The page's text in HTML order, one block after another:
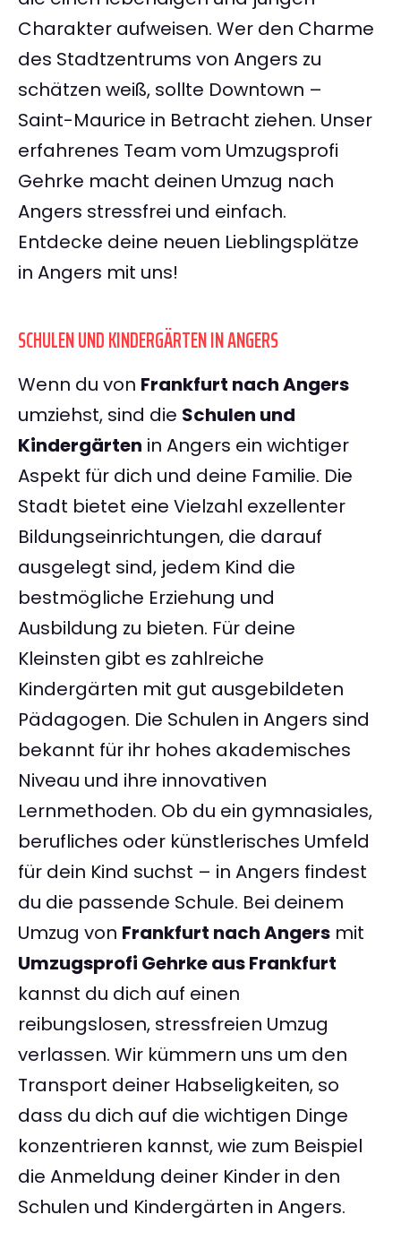
Charakter aufweisen. Wer den Charme
des Stadtzentrums von Angers zu
schätzen weiß, sollte Downtown –
Saint-Maurice in Betracht ziehen. Unser
erfahrenes Team vom Umzugsprofi
Gehrke macht deinen Umzug nach
Angers stressfrei und einfach.
Entdecke deine neuen Lieblingsplätze
in Angers mit uns!
SCHULEN UND KINDERGÄRTEN IN ANGERS
Wenn du von Frankfurt nach Angers
umziehst, sind die Schulen und
Kindergärten in Angers ein wichtiger
Aspekt für dich und deine Familie. Die
Stadt bietet eine Vielzahl exzellenter
Bildungseinrichtungen, die darauf
ausgelegt sind, jedem Kind die
bestmögliche Erziehung und
Ausbildung zu bieten. Für deine
Kleinsten gibt es zahlreiche
Kindergärten mit gut ausgebildeten
Pädagogen. Die Schulen in Angers sind
bekannt für ihr hohes akademisches
Niveau und ihre innovativen
Lernmethoden. Ob du ein gymnasiales,
berufliches oder künstlerisches Umfeld
für dein Kind suchst – in Angers findest
du die passende Schule. Bei deinem
Umzug von Frankfurt nach Angers mit
Umzugsprofi Gehrke aus Frankfurt
kannst du dich auf einen
reibungslosen, stressfreien Umzug
verlassen. Wir kümmern uns um den
Transport deiner Habseligkeiten, so
dass du dich auf die wichtigen Dinge
konzentrieren kannst, wie zum Beispiel
die Anmeldung deiner Kinder in den
Schulen und Kindergärten in Angers.